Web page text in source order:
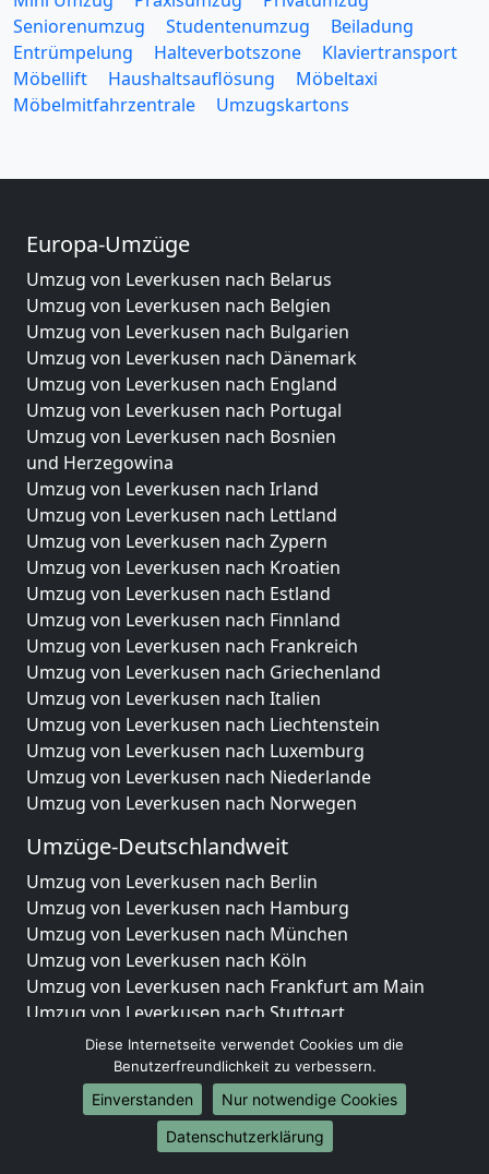
Seniorenumzug
Studentenumzug
Beiladung
Entrümpelung
Halteverbotszone
Klaviertransport
Möbellift
Haushaltsauflösung
Möbeltaxi
Möbelmitfahrzentrale
Umzugskartons
Europa-Umzüge
Umzug von Leverkusen nach Belarus
Umzug von Leverkusen nach Belgien
Umzug von Leverkusen nach Bulgarien
Umzug von Leverkusen nach Dänemark
Umzug von Leverkusen nach England
Umzug von Leverkusen nach Portugal
Umzug von Leverkusen nach Bosnien
und Herzegowina
Umzug von Leverkusen nach Irland
Umzug von Leverkusen nach Lettland
Umzug von Leverkusen nach Zypern
Umzug von Leverkusen nach Kroatien
Umzug von Leverkusen nach Estland
Umzug von Leverkusen nach Finnland
Umzug von Leverkusen nach Frankreich
Umzug von Leverkusen nach Griechenland
Umzug von Leverkusen nach Italien
Umzug von Leverkusen nach Liechtenstein
Umzug von Leverkusen nach Luxemburg
Umzug von Leverkusen nach Niederlande
Umzug von Leverkusen nach Norwegen
Umzüge-Deutschlandweit
Umzug von Leverkusen nach Berlin
Umzug von Leverkusen nach Hamburg
Umzug von Leverkusen nach München
Umzug von Leverkusen nach Köln
Umzug von Leverkusen nach Frankfurt am Main
Umzug von Leverkusen nach Stuttgart
Umzug von Leverkusen nach Düsseldorf
Umzug von Leverkusen nach Leipzig
Umzug von Leverkusen nach Dortmund
Umzug von Leverkusen nach Essen
Umzug von Leverkusen nach Bremen
Diese Internetseite verwendet Cookies um die
Benutzerfreundlichkeit zu verbessern.
Einverstanden
Nur notwendige Cookies
Datenschutzerklärung